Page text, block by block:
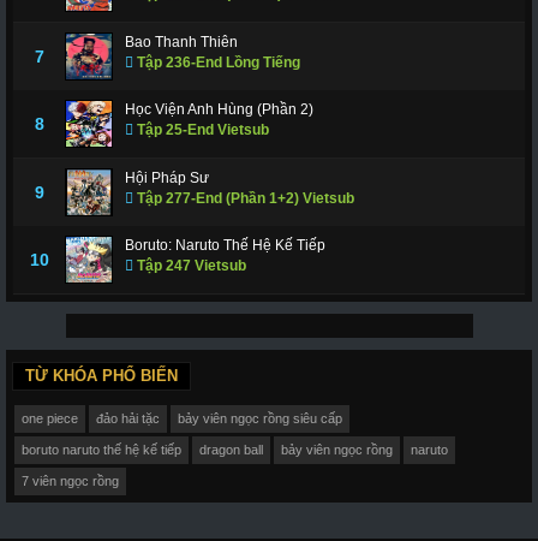
7
Bao Thanh Thiên
Tập 236-End Lồng Tiếng
8
Học Viện Anh Hùng (Phần 2)
Tập 25-End Vietsub
9
Hội Pháp Sư
Tập 277-End (Phần 1+2) Vietsub
10
Boruto: Naruto Thế Hệ Kế Tiếp
Tập 247 Vietsub
TỪ KHÓA PHỔ BIẾN
one piece đảo hải tặc bảy viên ngọc rồng siêu cấp
boruto naruto thế hệ kế tiếp dragon ball bảy viên ngọc rồng naruto
7 viên ngọc rồng